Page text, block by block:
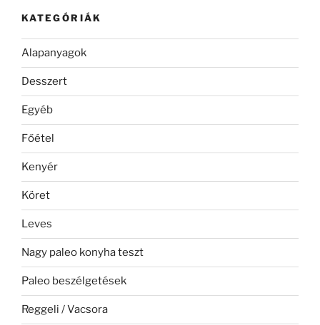
KATEGÓRIÁK
Alapanyagok
Desszert
Egyéb
Főétel
Kenyér
Köret
Leves
Nagy paleo konyha teszt
Paleo beszélgetések
Reggeli / Vacsora